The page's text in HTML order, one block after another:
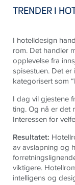
TRENDER I
I hotelldesign
rom. Det handler
opplevelse fra
spisestuen. Det
kategorisert som
I dag vil gjestene
ting. Og nå er det
Interessen for
Resultatet:
av avslapning og
viktigere.
intelligens og